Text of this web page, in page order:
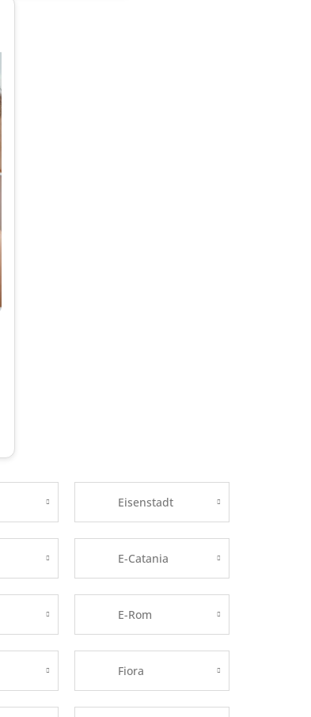
Eisenstadt
E-Catania
E-Rom
Fiora